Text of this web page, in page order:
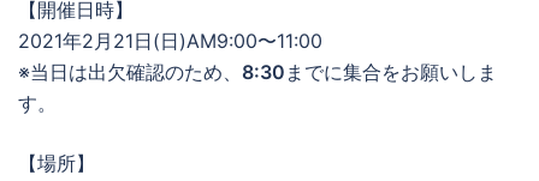
【開催日時】
2021年2月21日(日)AM9:00〜11:00
※当日は出欠確認のため、 8:30 までに集合をお願いしま
す。
【場所】